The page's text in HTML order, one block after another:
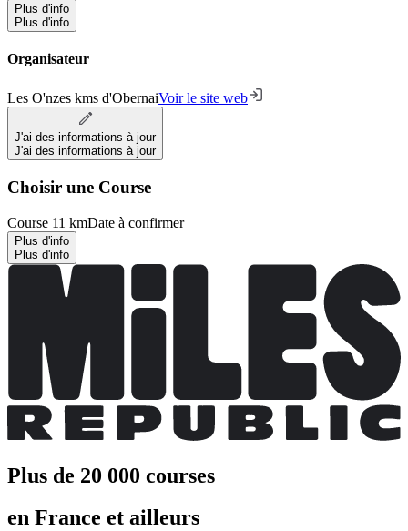
Plus d'info
Plus d'info
Organisateur
Les O'nzes kms d'ObernaiVoir le site web
J'ai des informations à jour
J'ai des informations à jour
Choisir une Course
Course 11 kmDate à confirmer
Plus d'info
Plus d'info
Plus de 20 000 courses
en France et ailleurs